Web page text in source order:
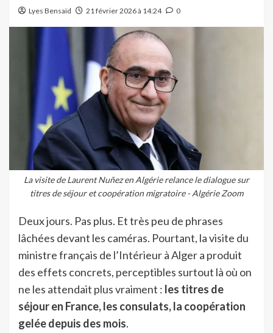
Lyes Bensaïd 21 février 2026 à 14:24 0
La visite de Laurent Nuñez en Algérie relance le dialogue sur
titres de séjour et coopération migratoire - Algérie Zoom
Deux jours. Pas plus. Et très peu de phrases
lâchées devant les caméras. Pourtant, la visite du
ministre français de l’Intérieur à Alger a produit
des effets concrets, perceptibles surtout là où on
ne les attendait plus vraiment : les titres de
séjour en France, les consulats, la coopération
gelée depuis des mois.